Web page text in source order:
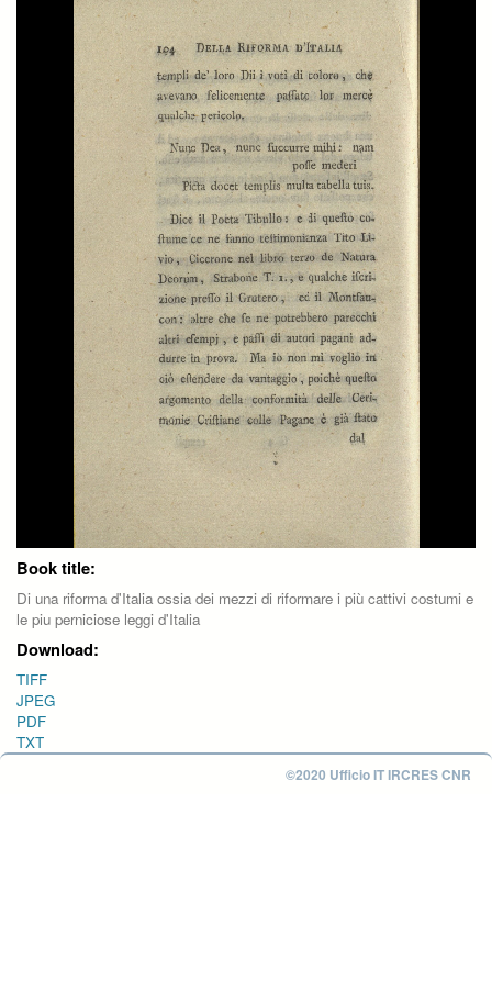
Book title:
Di una riforma d'Italia ossia dei mezzi di riformare i più cattivi costumi e
le piu perniciose leggi d'Italia
Download:
TIFF
JPEG
PDF
TXT
©2020 Ufficio IT IRCRES CNR